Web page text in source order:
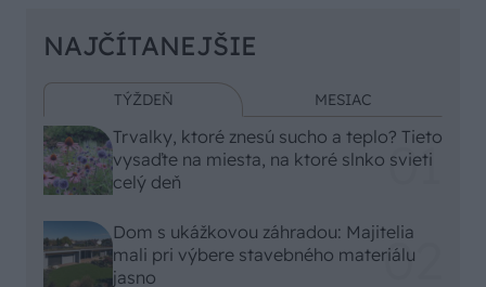
NAJČÍTANEJŠIE
TÝŽDEŇ MESIAC
Trvalky, ktoré znesú sucho a teplo? Tieto
vysaďte na miesta, na ktoré slnko svieti
celý deň
Dom s ukážkovou záhradou: Majitelia
mali pri výbere stavebného materiálu
jasno